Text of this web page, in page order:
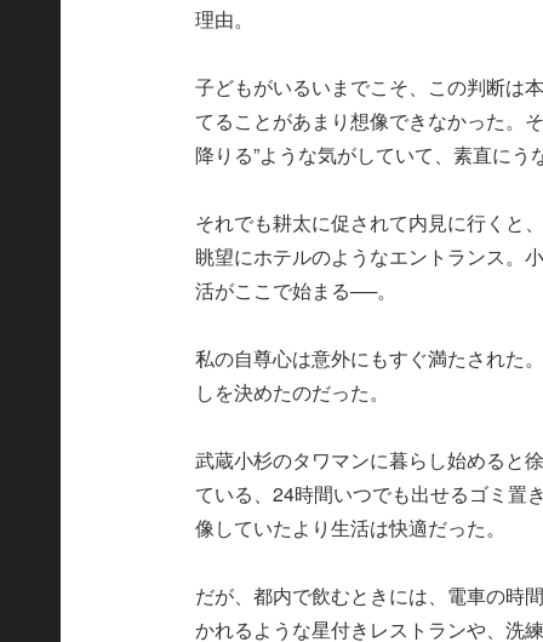
理由。
子どもがいるいまでこそ、この判断は
てることがあまり想像できなかった。
降りる”ような気がしていて、素直に
それでも耕太に促されて内見に行くと
眺望にホテルのようなエントランス。
活がここで始まる──。
私の自尊心は意外にもすぐ満たされた
しを決めたのだった。
武蔵小杉のタワマンに暮らし始めると
ている、24時間いつでも出せるゴミ置
像していたより生活は快適だった。
だが、都内で飲むときには、電車の時
かれるような星付きレストランや、洗